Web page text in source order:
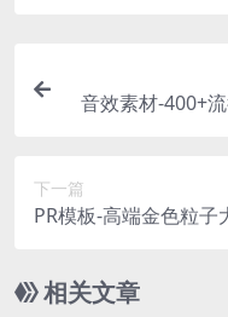
音效素材-400+
下一篇
PR模板-高端金色粒
相关文章